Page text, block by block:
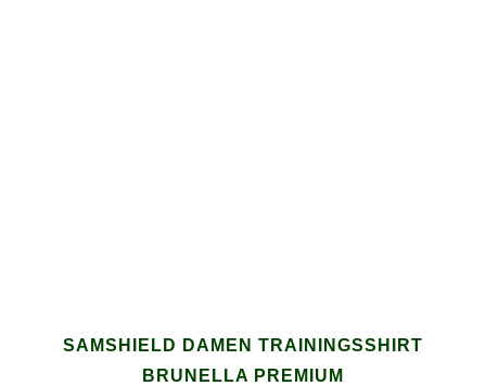
SAMSHIELD DAMEN TRAININGSSHIRT
BRUNELLA PREMIUM